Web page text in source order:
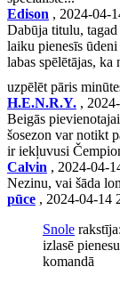
Edison , 2024-04-
Dabūja titulu, tagad
laiku pienesīs
labas spēlētājas,
uzpēlēt pāris
H.E.N.R.Y. ,
Beigās
šosezon var notikt
ir iekļuvusi
Calvin , 2024-04-
Nezinu, vai šāda
pūce , 2024-04-14
Snole
izlasē
komandā